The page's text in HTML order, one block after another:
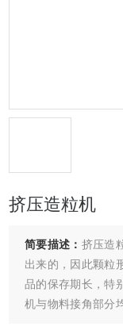
挤压造粒机
简要描述： 挤压造
出来的，因此颗粒
品的保存期长，特
机与物料接角部分